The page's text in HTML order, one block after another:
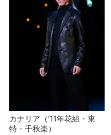
カナリア（’11年花組・東
特・千秋楽）